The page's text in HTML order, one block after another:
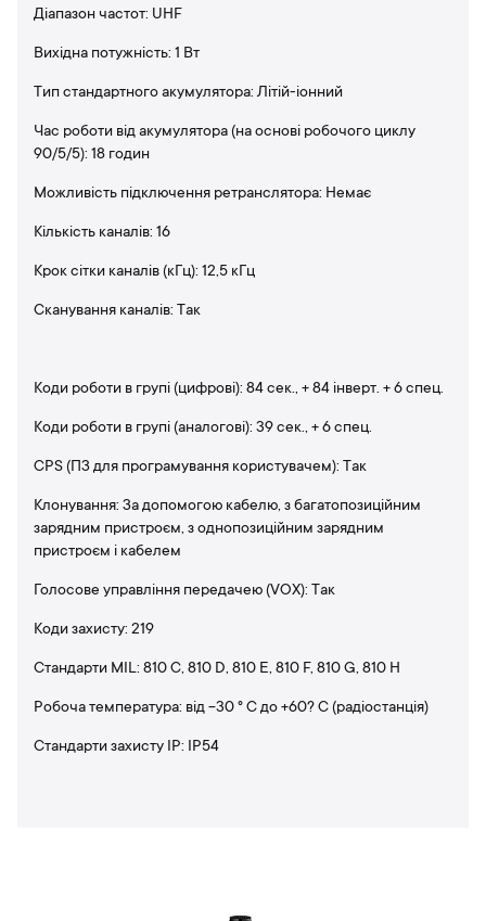
Діапазон частот: UHF
Вихідна потужність: 1 Вт
Тип стандартного акумулятора: Літій-іонний
Час роботи від акумулятора (на основі робочого циклу
90/5/5): 18 годин
Можливість підключення ретранслятора: Немає
Кількість каналів: 16
Крок сітки каналів (кГц): 12,5 кГц
Сканування каналів: Так
Коди роботи в групі (цифрові): 84 сек., + 84 інверт. + 6 спец.
Коди роботи в групі (аналогові): 39 сек., + 6 спец.
CPS (ПЗ для програмування користувачем): Так
Клонування: За допомогою кабелю, з багатопозиційним
зарядним пристроєм, з однопозиційним зарядним
пристроєм і кабелем
Голосове управління передачею (VOX): Так
Коди захисту: 219
Стандарти MIL: 810 C, 810 D, 810 E, 810 F, 810 G, 810 H
Робоча температура: від -30 ° C до +60? C (радіостанція)
Стандарти захисту IP: IP54